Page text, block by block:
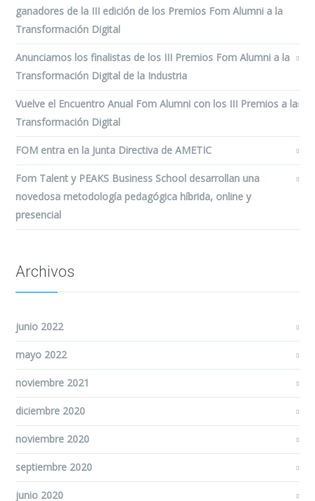
ganadores de la III edición de los Premios Fom Alumni a la
Transformación Digital
Anunciamos los finalistas de los III Premios Fom Alumni a la
Transformación Digital de la Industria
Vuelve el Encuentro Anual Fom Alumni con los III Premios a la
Transformación Digital
FOM entra en la Junta Directiva de AMETIC
Fom Talent y PEAKS Business School desarrollan una
novedosa metodología pedagógica híbrida, online y
presencial
Archivos
junio 2022
mayo 2022
noviembre 2021
diciembre 2020
noviembre 2020
septiembre 2020
junio 2020